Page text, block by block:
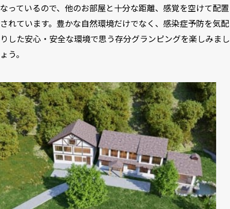
なっているので、他のお部屋と十分な距離、感覚を空けて配置
されています。豊かな自然環境だけでなく、感染症予防を気配
りした安心・安全な環境で思う存分グランピングを楽しみまし
ょう。